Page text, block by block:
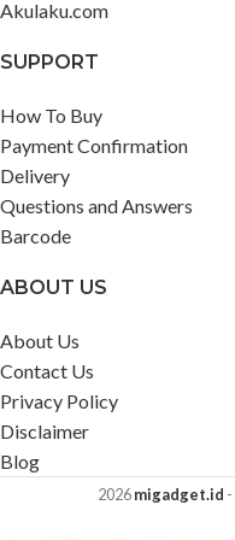
Akulaku.com
SUPPORT
How To Buy
Payment Confirmation
Delivery
Questions and Answers
Barcode
ABOUT US
About Us
Contact Us
Privacy Policy
Disclaimer
Blog
2026migadget.id -